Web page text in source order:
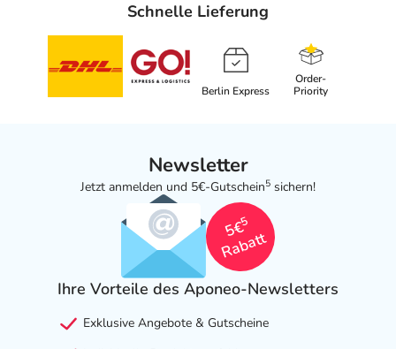
Schnelle Lieferung
Berlin Express
Order-
Priority
Newsletter
Jetzt anmelden und 5€-Gutschein5 sichern!
5€
5
Rabatt
Ihre Vorteile des Aponeo-Newsletters
Exklusive Angebote & Gutscheine